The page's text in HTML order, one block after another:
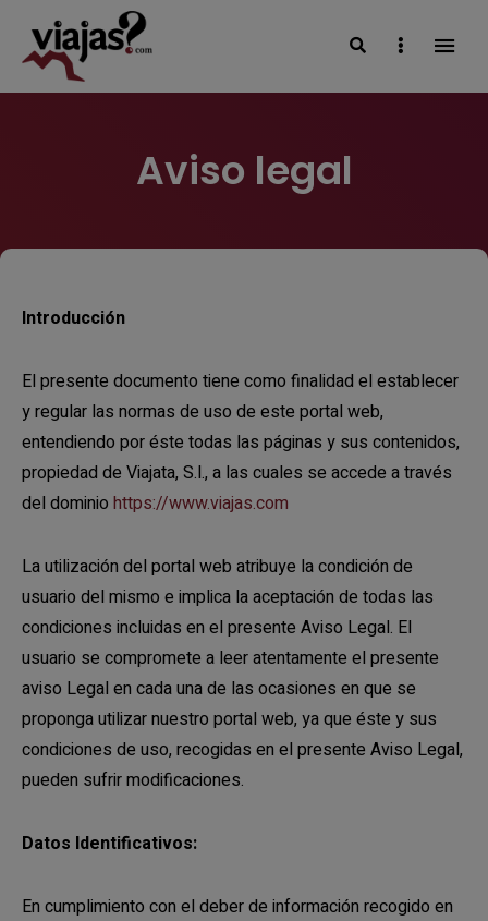
VIAJAS BLOG
SearchSidebar
Aviso legal
Introducción
El presente documento tiene como finalidad el establecer
y regular las normas de uso de este portal web,
entendiendo por éste todas las páginas y sus contenidos,
propiedad de Viajata, S.l., a las cuales se accede a través
del dominio https://www.viajas.com
La utilización del portal web atribuye la condición de
usuario del mismo e implica la aceptación de todas las
condiciones incluidas en el presente Aviso Legal. El
usuario se compromete a leer atentamente el presente
aviso Legal en cada una de las ocasiones en que se
proponga utilizar nuestro portal web, ya que éste y sus
condiciones de uso, recogidas en el presente Aviso Legal,
pueden sufrir modificaciones.
Datos Identificativos:
En cumplimiento con el deber de información recogido en